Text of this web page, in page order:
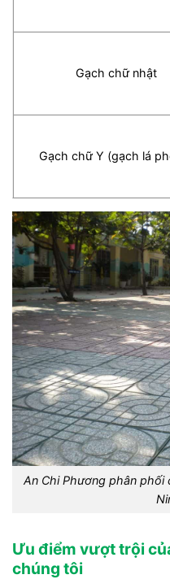
Gạch chữ nhật
Gạch chữ Y (gạch lá
An Chi Phương phân phối
Ưu điểm vượt trội
chúng tôi